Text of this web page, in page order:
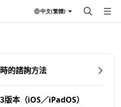
中文(繁體)
的諮詢方法
版本（iOS／iPadOS）